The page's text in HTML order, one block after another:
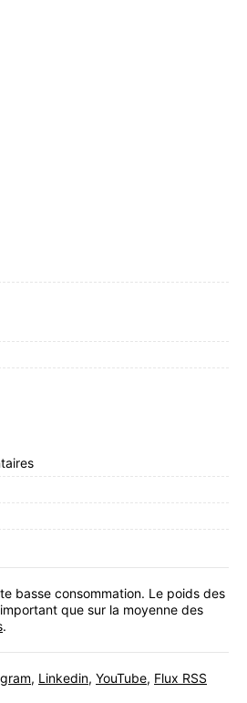
basse consommation. Le poids des
que sur la moyenne des
.
, Linkedin, YouTube, Flux RSS